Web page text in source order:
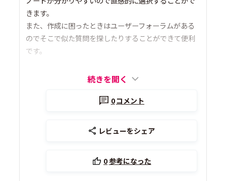
きます。
また、作成に困ったときはユーザーフォーラムがある
のでそこで似た質問を探したりすることができて便利
です。
続きを開く
0コメント
レビューをシェア
0参考になった